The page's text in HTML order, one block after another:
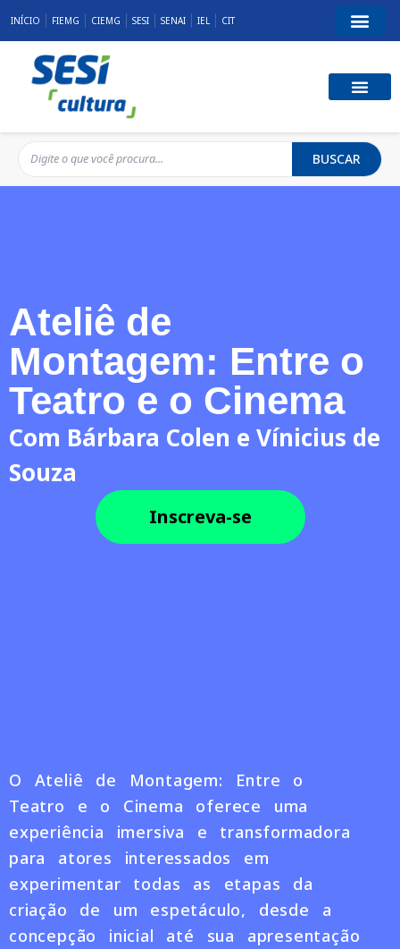
INÍCIO FIEMG CIEMG SESI SENAI IEL CIT
BUSCAR
Ateliê de
Montagem: Entre o
Teatro e o Cinema
Com Bárbara Colen e Vínicius de
Souza
Inscreva-se
O Ateliê de Montagem: Entre o
Teatro e o Cinema oferece uma
experiência imersiva e transformadora
para atores interessados em
experimentar todas as etapas da
criação de um espetáculo, desde a
concepção inicial até sua apresentação